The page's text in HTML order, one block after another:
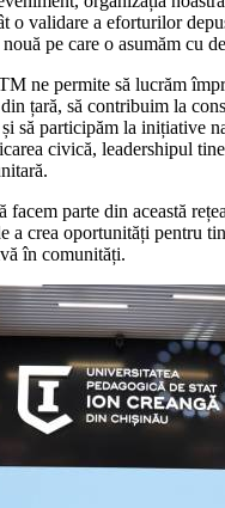
o validare a eforturilor
pe care o asumăm cu
ne permite să lucrăm
țară, să contribuim la
să participăm la inițiative
civică, leadershipul
facem parte din această
a crea oportunități pentru
în comunități.